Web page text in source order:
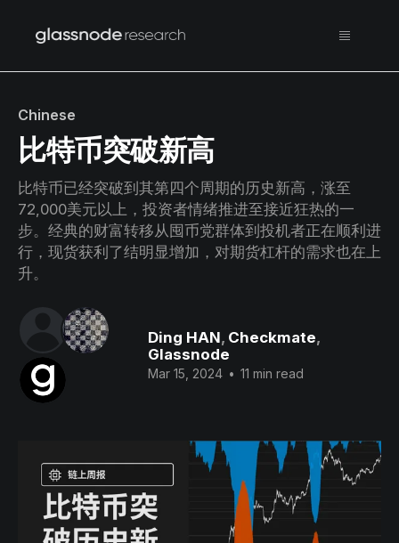
Chinese
比特币突破新高
比特币已经突破到其第四个周期的历史新高，涨至
72,000美元以上，投资者情绪推进至接近狂热的一
步。经典的财富转移从囤币党群体到投机者正在顺利进
行，现货获利了结明显增加，对期货杠杆的需求也在上
升。
Ding HAN, Checkmate,
Glassnode
Mar 15, 2024 • 11 min read